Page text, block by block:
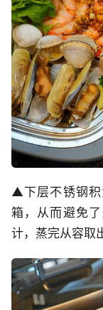
▲下层不锈钢积
箱，从而避免
计，蒸完从容取